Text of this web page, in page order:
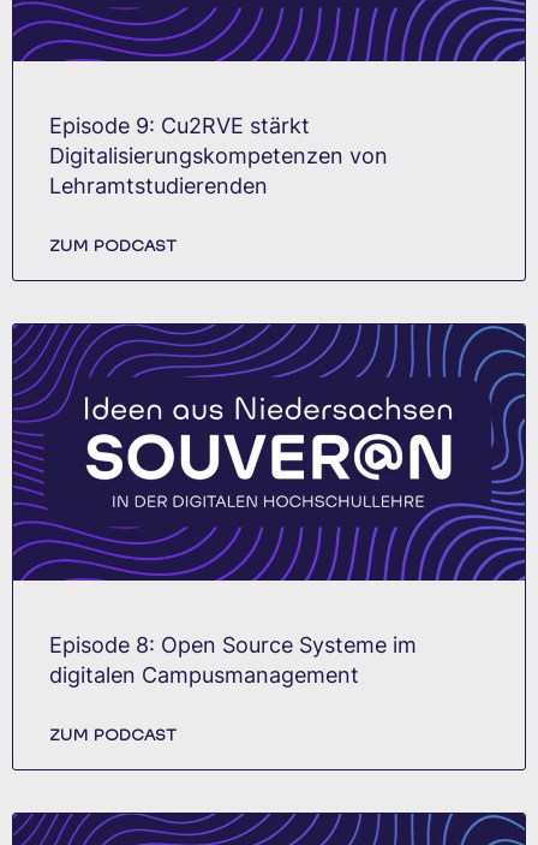
Episode 9: Cu2RVE stärkt
Digitalisierungskompetenzen von
Lehramtstudierenden
ZUM PODCAST
Episode 8: Open Source Systeme im
digitalen Campusmanagement
ZUM PODCAST